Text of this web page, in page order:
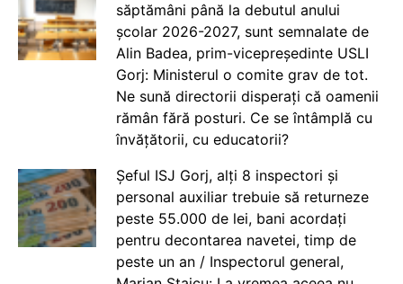
săptămâni până la debutul anului
școlar 2026-2027, sunt semnalate de
Alin Badea, prim-vicepreședinte USLI
Gorj: Ministerul o comite grav de tot.
Ne sună directorii disperați că oamenii
rămân fără posturi. Ce se întâmplă cu
învățătorii, cu educatorii?
Șeful ISJ Gorj, alți 8 inspectori și
personal auxiliar trebuie să returneze
peste 55.000 de lei, bani acordați
pentru decontarea navetei, timp de
peste un an / Inspectorul general,